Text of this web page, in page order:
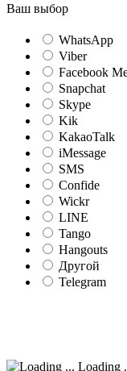
Ваш выбор
WhatsApp
Viber
Facebook
Snapchat
Skype
Kik
KakaoTalk
iMessage
SMS
Confide
Wickr
LINE
Tango
Hangouts
Другой
Telegram
Loading